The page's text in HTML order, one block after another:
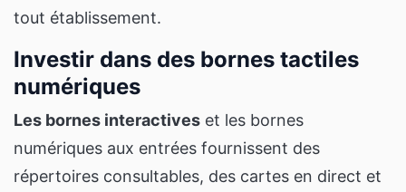
tout établissement.
Investir dans des bornes tactiles
numériques
Les bornes interactives et les bornes
numériques aux entrées fournissent des
répertoires consultables, des cartes en direct et